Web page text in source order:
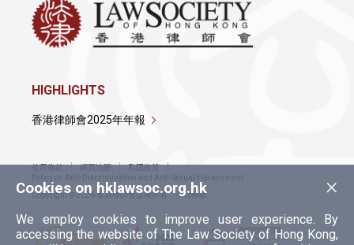
×
Cookies on hklawsoc.org.hk
We employ cookies to improve user experience. By
accessing the website of The Law Society of Hong Kong,
HIGHLIGHTS
香港律師會2025年年報
使用條款 網頁地圖
私隱政策
Policy on Anti-Discrimination and Anti-Sexual Harassment
Copyright © 2026 香港律師會版權所有，不得轉載